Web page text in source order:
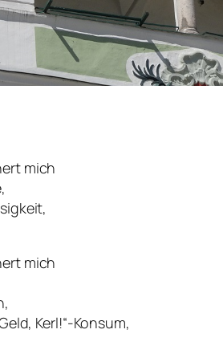
mich
mich
Kerl!“-Konsum,